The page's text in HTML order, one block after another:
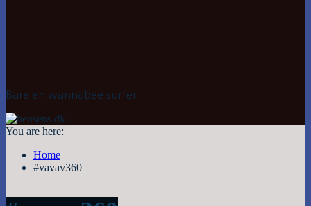
Bare en wannabee surfer
You are here:
Home
#vavav360